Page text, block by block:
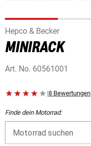
Hepco & Becker
MINIRACK
Art. No. 60561001
|8 Bewertungen
Finde dein Motorrad:
Motorrad suchen